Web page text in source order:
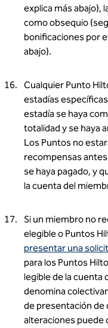
explica más abajo),
como obsequio
bonificaciones por
abajo).
Cualquier Punto
estadías
estadía se haya
totalidad y se haya
Los Puntos no
recompensas
se haya pagado, y
la cuenta del
Si un miembro no
elegible o Puntos
presentar una
para los Puntos
legible de la cuenta
denomina
de presentación de
alteraciones puede